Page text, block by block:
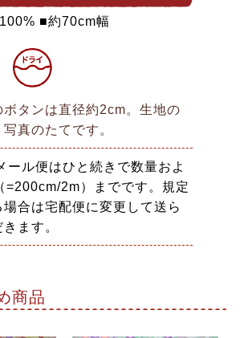
■約70cm幅
ボタンは直径約2cm。生地の
真のたてです。
ール便はひと続きで数量およ
=200cm/2m）までです。規定
合は宅配便に変更して送ら
ます。
商品